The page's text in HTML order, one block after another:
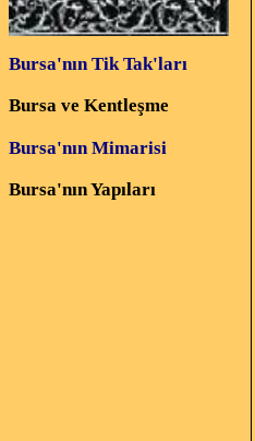
Bursa'nın Tik Tak'ları
Bursa ve Kentleşme
Bursa'nın Mimarisi
Bursa'nın Yapıları